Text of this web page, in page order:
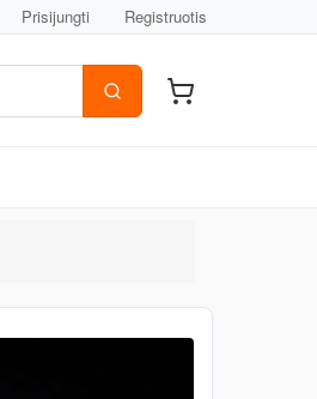
Prisijungti Registruotis